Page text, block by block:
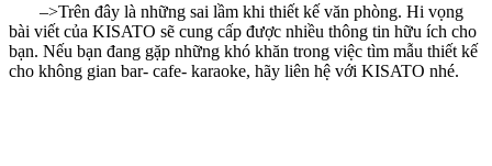
–>Trên đây là những sai lầm khi thiết kế văn phòng. Hi vọng
bài viết của KISATO sẽ cung cấp được nhiều thông tin hữu ích cho
bạn. Nếu bạn đang gặp những khó khăn trong việc tìm mẫu thiết kế
cho không gian bar- cafe- karaoke, hãy liên hệ với KISATO nhé.